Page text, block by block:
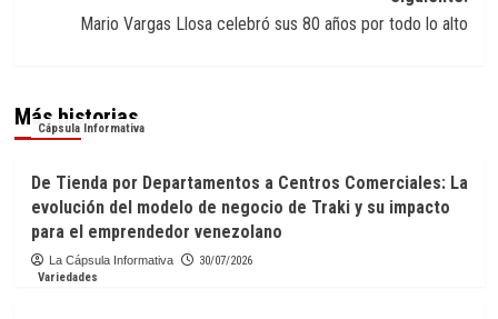
entradas
Mario Vargas Llosa celebró sus 80 años por todo lo alto
Más historias
Cápsula Informativa
De Tienda por Departamentos a Centros Comerciales: La
evolución del modelo de negocio de Traki y su impacto
para el emprendedor venezolano
La Cápsula Informativa
30/07/2026
Variedades